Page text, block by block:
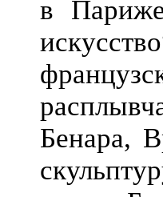
в
Бенара,